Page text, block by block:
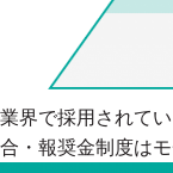
業界で採用されて
合・報奨金制度は